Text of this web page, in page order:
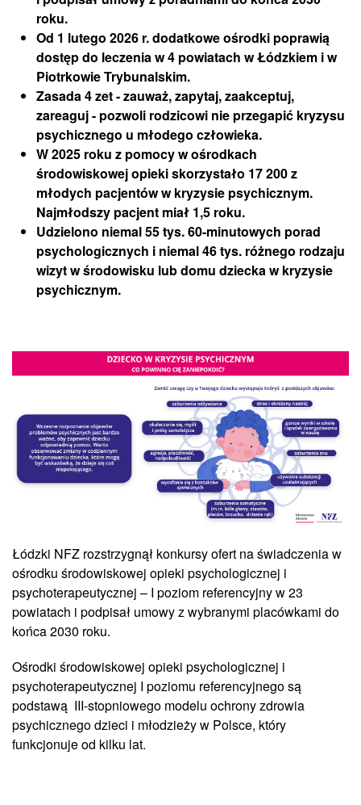
roku.
Od 1 lutego 2026 r. dodatkowe ośrodki poprawią
dostęp do leczenia w 4 powiatach w Łódzkiem i w
Piotrkowie Trybunalskim.
Zasada 4 zet - zauważ, zapytaj, zaakceptuj,
zareaguj - pozwoli rodzicowi nie przegapić kryzysu
psychicznego u młodego człowieka.
W 2025 roku z pomocy w ośrodkach
środowiskowej opieki skorzystało 17 200 z
młodych pacjentów w kryzysie psychicznym.
Najmłodszy pacjent miał 1,5 roku.
Udzielono niemal 55 tys. 60-minutowych porad
psychologicznych i niemal 46 tys. różnego rodzaju
wizyt w środowisku lub domu dziecka w kryzysie
psychicznym.
Łódzki NFZ rozstrzygnął konkursy ofert na świadczenia w
ośrodku środowiskowej opieki psychologicznej i
psychoterapeutycznej – I poziom referencyjny w 23
powiatach i podpisał umowy z wybranymi placówkami do
końca 2030 roku.
Ośrodki środowiskowej opieki psychologicznej i
psychoterapeutycznej I poziomu referencyjnego są
podstawą III-stopniowego modelu ochrony zdrowia
psychicznego dzieci i młodzieży w Polsce, który
funkcjonuje od kilku lat.